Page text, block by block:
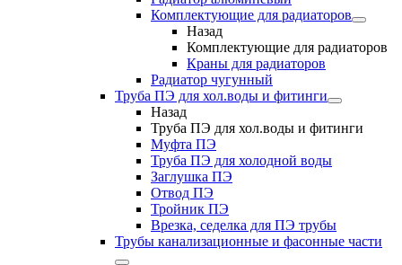
Комплектующие для радиаторов
Назад
Комплектующие для радиаторов
Краны для радиаторов
Радиатор чугунный
Труба ПЭ для хол.воды и фитинги
Назад
Труба ПЭ для хол.воды и фитинги
Муфта ПЭ
Труба ПЭ для холодной воды
Заглушка ПЭ
Отвод ПЭ
Тройник ПЭ
Врезка, седелка для ПЭ трубы
Трубы канализационные и фасонные части